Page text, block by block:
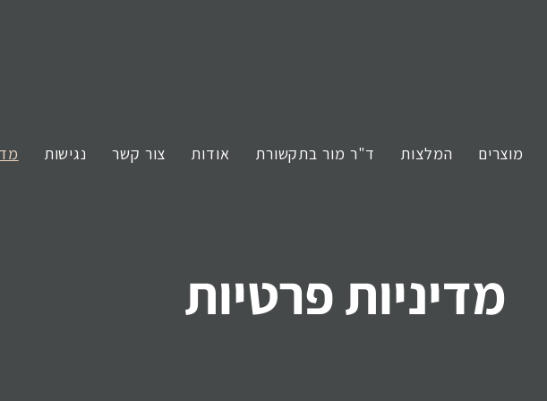
מוצרים המלצות ד"ר מור בתקשורת אודות צור קשר נגישות
מדיניות פרטיות